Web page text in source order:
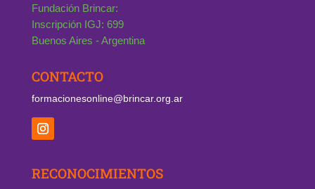
Fundación Brincar:
Inscripción IGJ: 699
Buenos Aires - Argentina
CONTACTO
formacionesonline@brincar.org.ar
RECONOCIMIENTOS